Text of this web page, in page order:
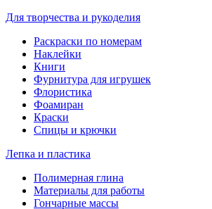
Для творчества и рукоделия
Раскраски по номерам
Наклейки
Книги
Фурнитура для игрушек
Флористика
Фоамиран
Краски
Спицы и крючки
Лепка и пластика
Полимерная глина
Материалы для работы
Гончарные массы